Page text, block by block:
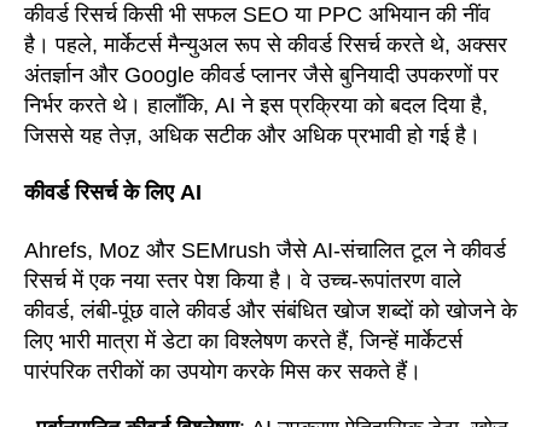
कीवर्ड रिसर्च किसी भी सफल SEO या PPC अभियान की नींव
है। पहले, मार्केटर्स मैन्युअल रूप से कीवर्ड रिसर्च करते थे, अक्सर
अंतर्ज्ञान और Google कीवर्ड प्लानर जैसे बुनियादी उपकरणों पर
निर्भर करते थे। हालाँकि, AI ने इस प्रक्रिया को बदल दिया है,
जिससे यह तेज़, अधिक सटीक और अधिक प्रभावी हो गई है।
कीवर्ड रिसर्च के लिए AI
Ahrefs, Moz और SEMrush जैसे AI-संचालित टूल ने कीवर्ड
रिसर्च में एक नया स्तर पेश किया है। वे उच्च-रूपांतरण वाले
कीवर्ड, लंबी-पूंछ वाले कीवर्ड और संबंधित खोज शब्दों को खोजने के
लिए भारी मात्रा में डेटा का विश्लेषण करते हैं, जिन्हें मार्केटर्स
पारंपरिक तरीकों का उपयोग करके मिस कर सकते हैं।